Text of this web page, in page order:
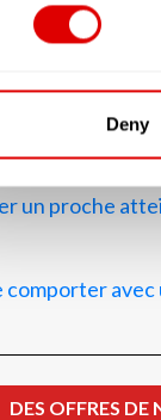
Deny
avec
maison de
un proche
comporter
DES OFFRES DE